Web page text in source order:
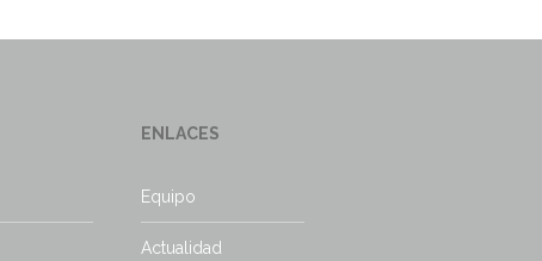
ENLACES
Equipo
Actualidad